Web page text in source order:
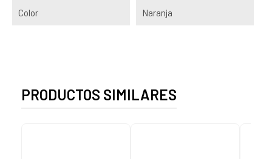
Color Naranja
PRODUCTOS SIMILARES